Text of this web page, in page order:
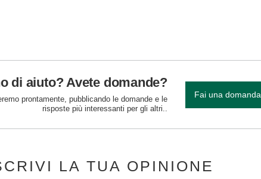
di aiuto? Avete domande?
prontamente, pubblicando le domande e le
risposte più interessanti per gli altri..
Fai una domanda
LA TUA OPINIONE